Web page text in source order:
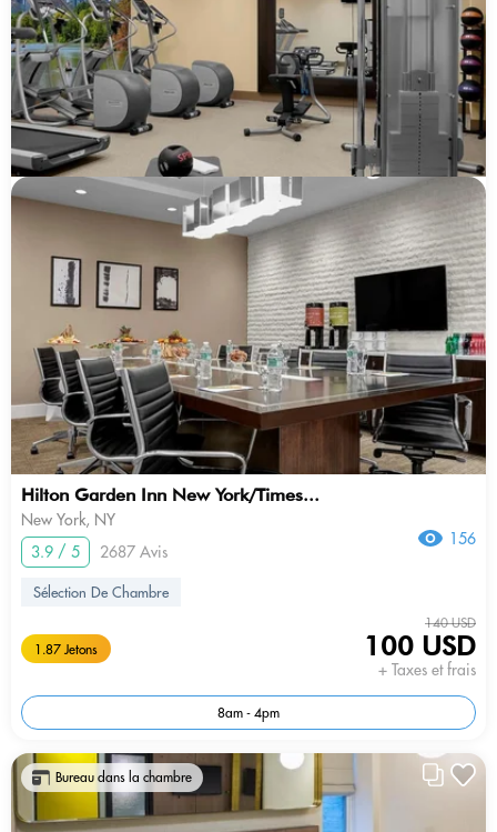
Hilton Garden Inn New York/Times...
New York, NY
3.9 / 5
2687 Avis
156
Sélection De Chambre
1.87 Jetons
140 USD
100 USD
+ Taxes et frais
8am - 4pm
Bureau dans la chambre